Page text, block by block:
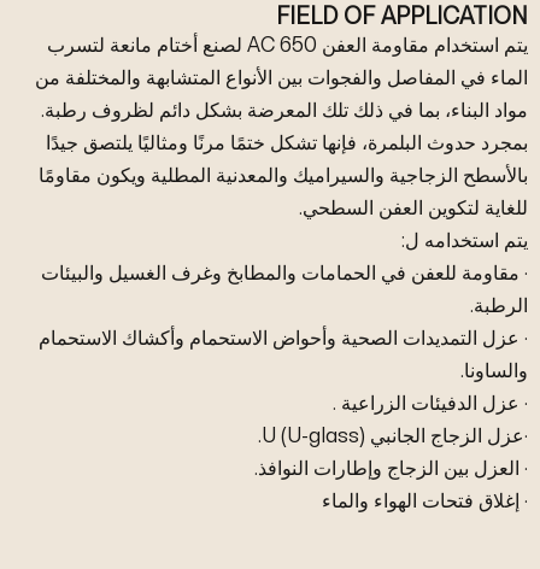
FIELD OF APPLICATION
يتم استخدام مقاومة العفن AC 650 لصنع أختام مانعة لتسرب
الماء في المفاصل والفجوات بين الأنواع المتشابهة والمختلفة من
مواد البناء، بما في ذلك تلك المعرضة بشكل دائم لظروف رطبة.
بمجرد حدوث البلمرة، فإنها تشكل ختمًا مرنًا ومثاليًا يلتصق جيدًا
بالأسطح الزجاجية والسيراميك والمعدنية المطلية ويكون مقاومًا
للغاية لتكوين العفن السطحي.
يتم استخدامه ل:
· مقاومة للعفن في الحمامات والمطابخ وغرف الغسيل والبيئات
الرطبة.
· عزل التمديدات الصحية وأحواض الاستحمام وأكشاك الاستحمام
والساونا.
· عزل الدفيئات الزراعية .
·عزل الزجاج الجانبي U (U-glass).
· العزل بين الزجاج وإطارات النوافذ.
· إغلاق فتحات الهواء والماء